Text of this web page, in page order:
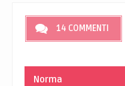
14 COMMENTI
Norma